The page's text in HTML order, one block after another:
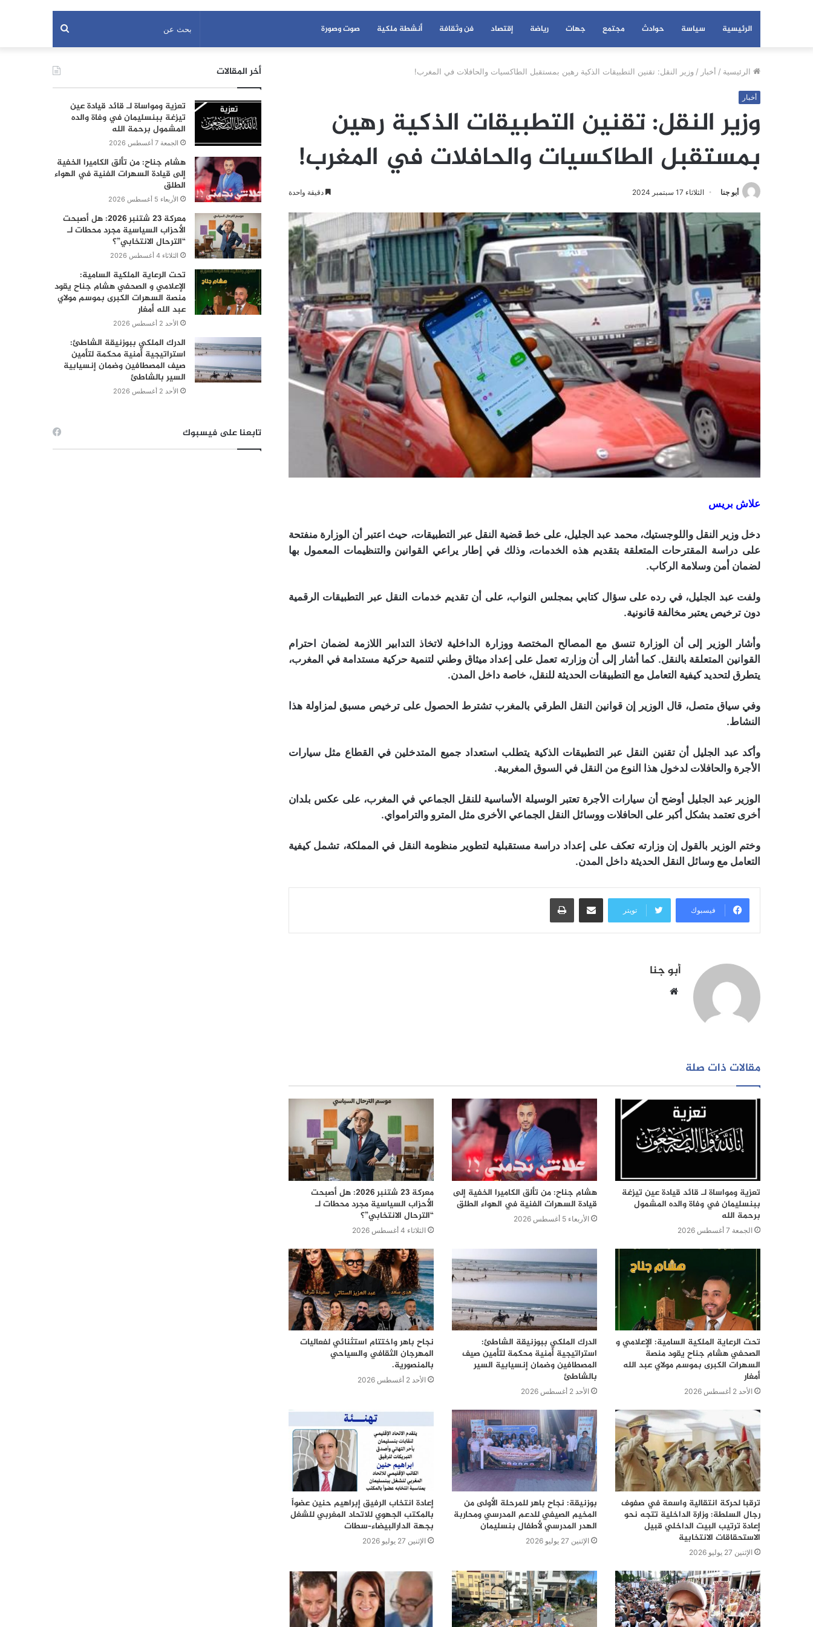
الرئيسية سياسة حوادث مجتمع جهات رياضة إقتصاد فن وثقافة أنشطة ملكية صوت وصورة بحث
عن
الرئيسية / أخبار / وزير النقل: تقنين التطبيقات الذكية رهين بمستقبل الطاكسيات والحافلات في المغرب!
أخبار
وزير النقل: تقنين التطبيقات الذكية رهين
بمستقبل الطاكسيات والحافلات في المغرب!
أبو جنا الثلاثاء 17 سبتمبر 2024 دقيقة واحدة
علاش بريس
دخل وزير النقل واللوجستيك، محمد عبد الجليل، على خط قضية النقل عبر التطبيقات، حيث اعتبر أن الوزارة منفتحة
على دراسة المقترحات المتعلقة بتقديم هذه الخدمات، وذلك في إطار يراعي القوانين والتنظيمات المعمول بها
لضمان أمن وسلامة الركاب.
ولفت عبد الجليل، في رده على سؤال كتابي بمجلس النواب، على أن تقديم خدمات النقل عبر التطبيقات الرقمية
دون ترخيص يعتبر مخالفة قانونية.
وأشار الوزير إلى أن الوزارة تنسق مع المصالح المختصة ووزارة الداخلية لاتخاذ التدابير اللازمة لضمان احترام
القوانين المتعلقة بالنقل. كما أشار إلى أن وزارته تعمل على إعداد ميثاق وطني لتنمية حركية مستدامة في المغرب،
يتطرق لتحديد كيفية التعامل مع التطبيقات الحديثة للنقل، خاصة داخل المدن.
وفي سياق متصل، قال الوزير إن قوانين النقل الطرقي بالمغرب تشترط الحصول على ترخيص مسبق لمزاولة هذا
النشاط.
وأكد عبد الجليل أن تقنين النقل عبر التطبيقات الذكية يتطلب استعداد جميع المتدخلين في القطاع مثل سيارات
الأجرة والحافلات لدخول هذا النوع من النقل في السوق المغربية.
الوزير عبد الجليل أوضح أن سيارات الأجرة تعتبر الوسيلة الأساسية للنقل الجماعي في المغرب، على عكس بلدان
أخرى تعتمد بشكل أكبر على الحافلات ووسائل النقل الجماعي الأخرى مثل المترو والترامواي.
وختم الوزير بالقول إن وزارته تعكف على إعداد دراسة مستقبلية لتطوير منظومة النقل في المملكة، تشمل كيفية
التعامل مع وسائل النقل الحديثة داخل المدن.
فيسبوك تويتر
مشاركة عبر البريد طباعة
أبو جنا
مقالات ذات صلة
تعزية ومواساة لـ قائد قيادة عين تيزغة
ببنسليمان في وفاة والده المشمول
برحمة الله
الجمعة 7 أغسطس 2026
هشام جناح: من تألق الكاميرا الخفية إلى
قيادة السهرات الفنية في الهواء الطلق
الأربعاء 5 أغسطس 2026
معركة 23 شتنبر 2026: هل أصبحت
الأحزاب السياسية مجرد محطات لـ
“الترحال الانتخابي”؟
الثلاثاء 4 أغسطس 2026
تحت الرعاية الملكية السامية: الإعلامي و
الصحفي هشام جناح يقود منصة
السهرات الكبرى بموسم مولاي عبد الله
أمغار
الأحد 2 أغسطس 2026
الدرك الملكي ببوزنيقة الشاطئ:
استراتيجية أمنية محكمة لتأمين صيف
المصطافين وضمان إنسيابية السير
بالشاطئ
الأحد 2 أغسطس 2026
نجاح باهر واختتام استثنائي لفعاليات
المهرجان الثقافي والسياحي
بالمنصورية.
الأحد 2 أغسطس 2026
ترقبا لحركة انتقالية واسعة في صفوف
رجال السلطة: وزارة الداخلية تتجه نحو
إعادة ترتيب البيت الداخلي قبيل
الاستحقاقات الانتخابية
الإثنين 27 يوليو 2026
بوزنيقة: نجاح باهر للمرحلة الأولى من
المخيم الصيفي للدعم المدرسي ومحاربة
الهدر المدرسي لأطفال بنسليمان
الإثنين 27 يوليو 2026
إعادة انتخاب الرفيق إبراهيم حنين عضواً
بالمكتب الجهوي للاتحاد المغربي للشغل
بجهة الدارالبيضاء–سطات
الإثنين 27 يوليو 2026
أخر المقالات
تعزية ومواساة لـ قائد قيادة عين
تيزغة ببنسليمان في وفاة والده
المشمول برحمة الله
الجمعة 7 أغسطس 2026
هشام جناح: من تألق الكاميرا الخفية
إلى قيادة السهرات الفنية في الهواء
الطلق
الأربعاء 5 أغسطس 2026
معركة 23 شتنبر 2026: هل أصبحت
الأحزاب السياسية مجرد محطات لـ
“الترحال الانتخابي”؟
الثلاثاء 4 أغسطس 2026
تحت الرعاية الملكية السامية:
الإعلامي و الصحفي هشام جناح يقود
منصة السهرات الكبرى بموسم مولاي
عبد الله أمغار
الأحد 2 أغسطس 2026
الدرك الملكي ببوزنيقة الشاطئ:
استراتيجية أمنية محكمة لتأمين
صيف المصطافين وضمان إنسيابية
السير بالشاطئ
الأحد 2 أغسطس 2026
تابعنا على فيسبوك